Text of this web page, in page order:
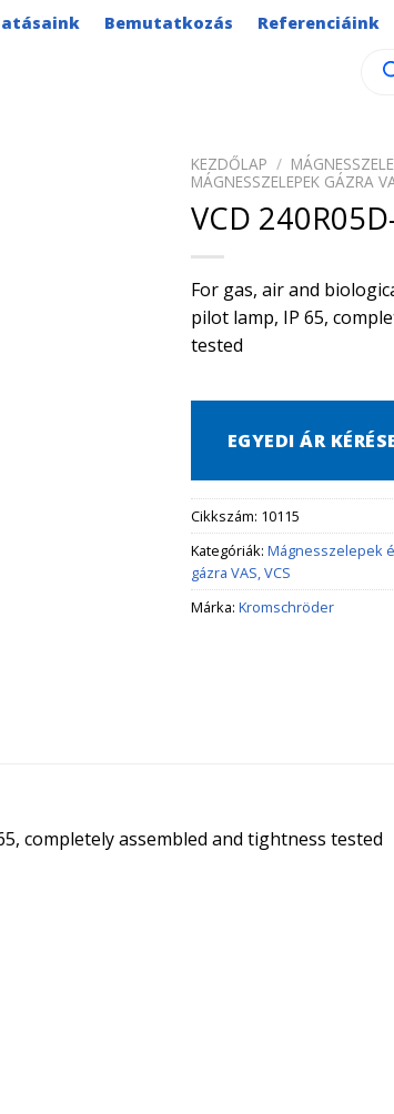
Bemutatkozás Referenciáink
KEZDŐLAP /
MÁGNESSZELEPEK GÁZRA
VCD
For gas, air and
pilot lamp, IP 65,
tested
EGYEDI ÁR
Cikkszám: 10115
Kategóriák: Mágnesszelepek
gázra VAS, VCS
Márka: Kromschröder
completely assembled and tightness tested